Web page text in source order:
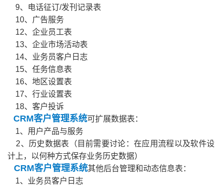
9、电话征订/发刊记录表
10、广告服务
12、企业员工表
13、企业市场活动表
14、业务员客户日志
15、任务信息表
16、地区设置表
17、行业设置表
18、客户投诉
CRM客户管理系统可扩展数据表：
1、用户产品与服务
2、历史数据表（目前需要讨论：在应用流程以及软件设
计上，以何种方式保存业务历史数据）
CRM客户管理系统其他后台管理和动态信息表：
1、业务员客户日志